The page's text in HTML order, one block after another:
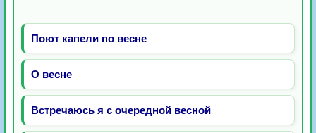
Поют капели по весне
О весне
Встречаюсь я с очередной весной